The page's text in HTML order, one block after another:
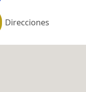
Direcciones